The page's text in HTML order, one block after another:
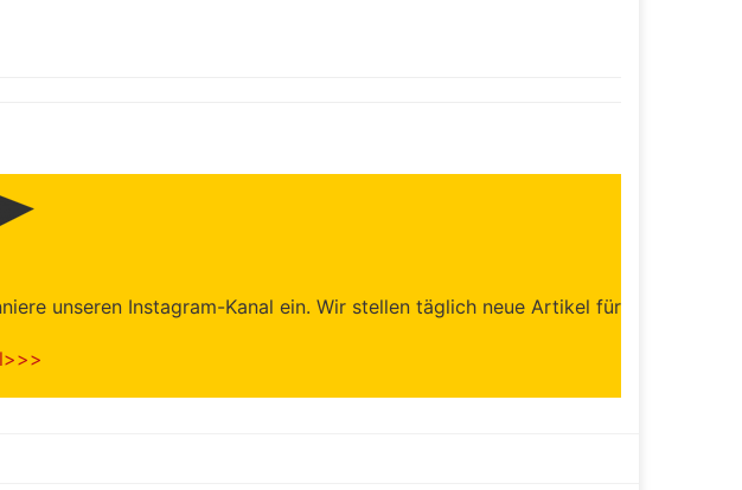
unseren Instagram-Kanal ein. Wir stellen täglich neue Artikel für